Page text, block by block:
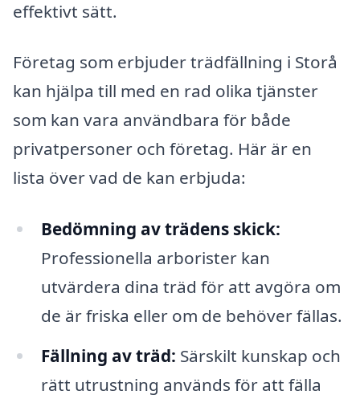
effektivt sätt.
Företag som erbjuder trädfällning i Storå
kan hjälpa till med en rad olika tjänster
som kan vara användbara för både
privatpersoner och företag. Här är en
lista över vad de kan erbjuda:
Bedömning av trädens skick:
Professionella arborister kan
utvärdera dina träd för att avgöra om
de är friska eller om de behöver fällas.
Fällning av träd: Särskilt kunskap och
rätt utrustning används för att fälla